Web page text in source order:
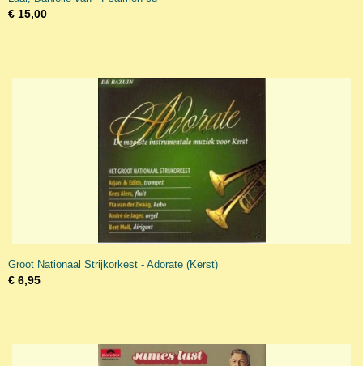
€ 15,00
Groot Nationaal Strijkorkest - Adorate (Kerst)
€ 6,95